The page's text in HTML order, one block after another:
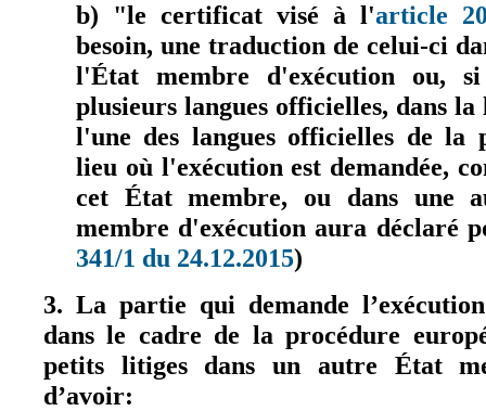
b) "le certificat visé à l'article
besoin, une traduction de celui-ci
l'État membre d'exécution ou,
plusieurs langues officielles, dans
l'une des langues officielles de la
lieu où l'exécution est demandée,
cet État membre, ou dans une
membre d'exécution aura déclaré
341/1 du 24.12.2015(le lien est externe)
)
3. La partie qui demande
dans le cadre de la procédure
petits litiges dans un autre État
d’avoir: